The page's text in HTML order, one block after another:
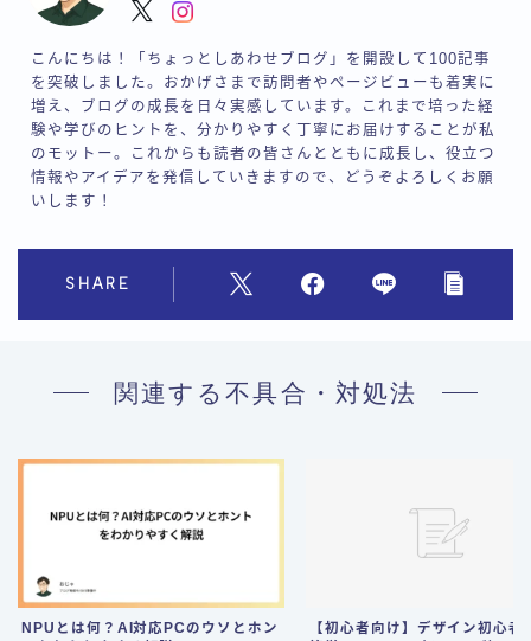
こんにちは！「ちょっとしあわせブログ」を開設して100記事
を突破しました。おかげさまで訪問者やページビューも着実に
増え、ブログの成長を日々実感しています。これまで培った経
験や学びのヒントを、分かりやすく丁寧にお届けすることが私
のモットー。これからも読者の皆さんとともに成長し、役立つ
情報やアイデアを発信していきますので、どうぞよろしくお願
いします！
SHARE
関連する不具合・対処法
NPUとは何？AI対応PCのウソとホン
【初心者向け】デザイン初心者